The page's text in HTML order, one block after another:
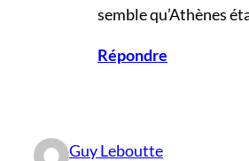
semble qu’Athènes
Répondre
Guy Leboutte